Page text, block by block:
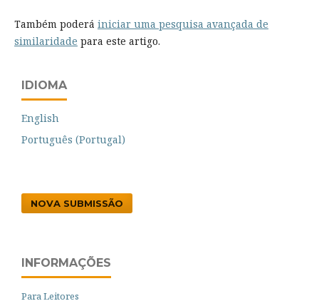
Também poderá iniciar uma pesquisa avançada de
similaridade para este artigo.
IDIOMA
English
Português (Portugal)
NOVA SUBMISSÃO
INFORMAÇÕES
Para Leitores